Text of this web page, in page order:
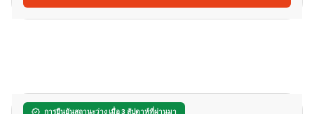
การยืนยันสถานะว่าง เมื่อ 3 สัปดาห์ที่ผ่านมา